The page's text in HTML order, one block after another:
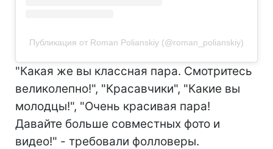
Публикация от Roman Polianskiy (@roman_polianskiy)
"Какая же вы классная пара. Смотритесь
великолепно!", "Красавчики", "Какие вы
молодцы!", "Очень красивая пара!
Давайте больше совместных фото и
видео!" - требовали фолловеры.